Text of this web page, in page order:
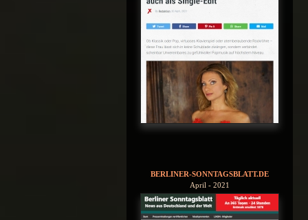
BERLINER-SONNTAGSBLATT.DE
April - 2021